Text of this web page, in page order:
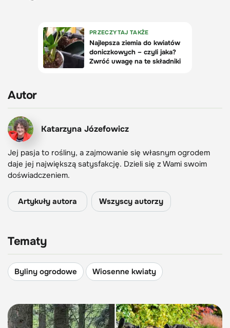
Autor
Katarzyna Józefowicz
Jej pasja to rośliny, a zajmowanie się własnym ogrodem
daje jej największą satysfakcję. Dzieli się z Wami swoim
doświadczeniem.
Artykuły autora Wszyscy autorzy
Tematy
Byliny ogrodowe Wiosenne kwiaty